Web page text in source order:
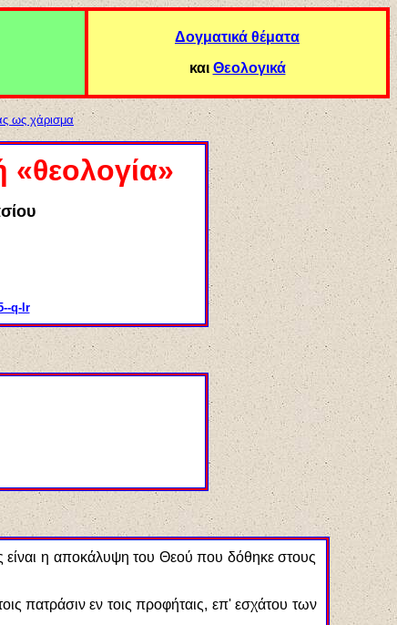
Δογματικά θέματα
και Θεολογικά
ως χάρισμα
«θεολογία»
q-lr
είναι η αποκάλυψη του Θεού που δόθηκε στους
πατράσιν εν τοις προφήταις, επ' εσχάτου των